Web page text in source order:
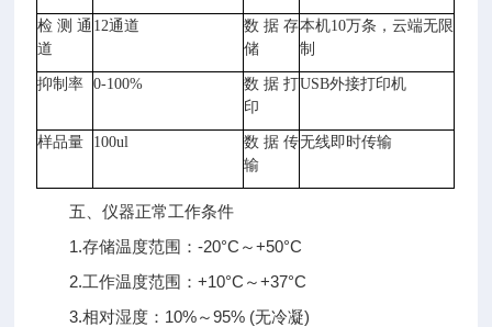
检测通
道
12通道
数据存
储
本机10万条，云端无限
制
抑制率 0-100%
数据打
印
USB外接打印机
样品量 100ul
数据传
输
无线即时传输
五、仪器正常工作条件
1.存储温度范围：-20°C～+50°C
2.工作温度范围：+10°C～+37°C
3.相对湿度：10%～95% (无冷凝)